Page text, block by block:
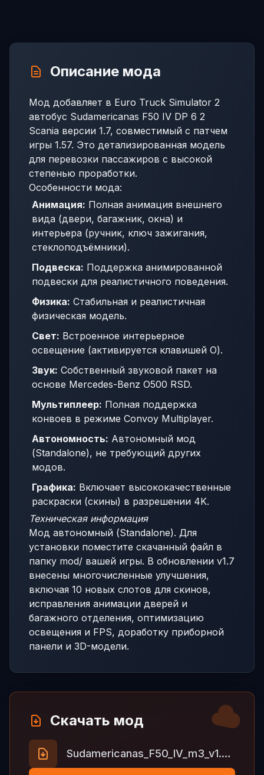
Описание мода
Мод добавляет в Euro Truck Simulator 2
автобус Sudamericanas F50 IV DP 6 2
Scania версии 1.7, совместимый с патчем
игры 1.57. Это детализированная модель
для перевозки пассажиров с высокой
степенью проработки.
Особенности мода:
Анимация: Полная анимация внешнего
вида (двери, багажник, окна) и
интерьера (ручник, ключ зажигания,
стеклоподъёмники).
Подвеска: Поддержка анимированной
подвески для реалистичного поведения.
Физика: Стабильная и реалистичная
физическая модель.
Свет: Встроенное интерьерное
освещение (активируется клавишей O).
Звук: Собственный звуковой пакет на
основе Mercedes-Benz O500 RSD.
Мультиплеер: Полная поддержка
конвоев в режиме Convoy Multiplayer.
Автономность: Автономный мод
(Standalone), не требующий других
модов.
Графика: Включает высококачественные
раскраски (скины) в разрешении 4K.
Техническая информация
Мод автономный (Standalone). Для
установки поместите скачанный файл в
папку mod/ вашей игры. В обновлении v1.7
внесены многочисленные улучшения,
включая 10 новых слотов для скинов,
исправления анимации дверей и
багажного отделения, оптимизацию
освещения и FPS, доработку приборной
панели и 3D-модели.
Скачать мод
Sudamericanas_F50_IV_m3_v1.7_1.57.rar